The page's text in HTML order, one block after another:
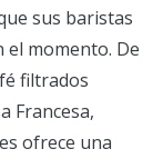
sus baristas
momento. De
filtrados
Francesa,
ofrece una